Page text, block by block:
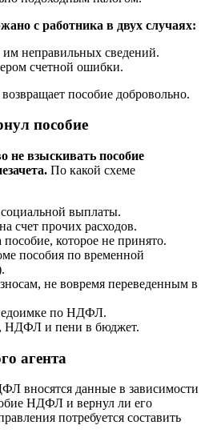
с работника в двух случаях:
неправильных сведений.
счетной ошибки.
пособие добровольно.
пособие
не взыскивать пособие
По какой схеме
выплаты.
счет прочих расходов.
которое не принято.
пособия по временной
не вовремя переведенным в
по НДФЛ.
НДФЛ и пени в бюджет.
агента
вносятся данные в зависимости
НДФЛ и вернул ли его
потребуется составить